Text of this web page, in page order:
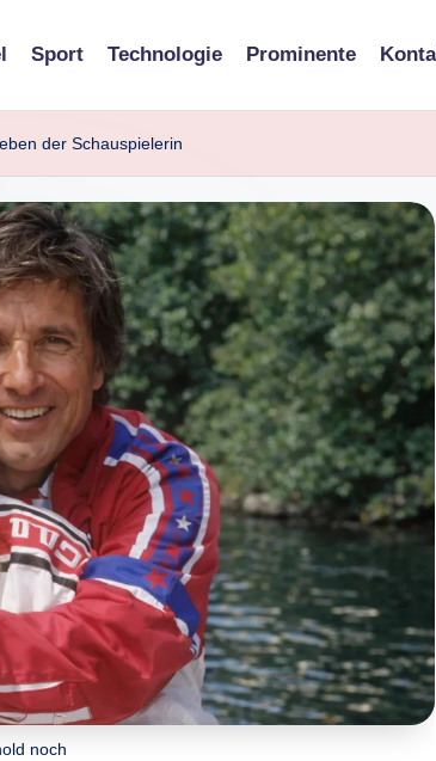
Sport Technologie Prominente
der Schauspielerin
noch